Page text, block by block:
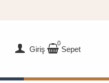
Giriş
0
Sepet